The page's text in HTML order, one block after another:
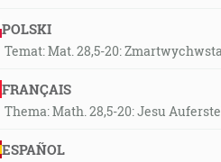
POLSKI
Temat: Mat. 28,5-20:
FRANÇAIS
Thema: Math. 28,5-20: Jesu
ESPAÑOL